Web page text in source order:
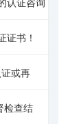
证书！
或再
检查结